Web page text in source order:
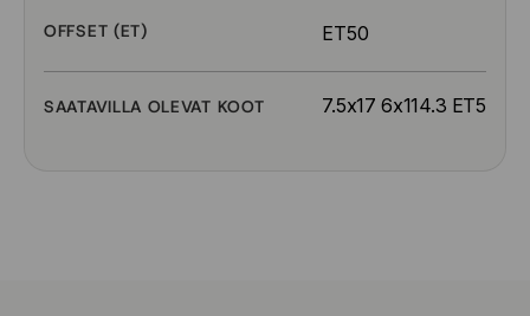
OFFSET (ET) ET50
SAATAVILLA OLEVAT KOOT 7.5x17 6x114.3 ET50